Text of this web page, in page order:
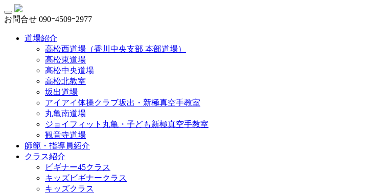
お問合せ 090ｰ4509ｰ2977
道場紹介
高松西道場（香川中央支部 本部道場）
高松東道場
高松中央道場
高松北教室
坂出道場
アイアイ体操クラブ坂出・新極真空手教室
丸亀南道場
ジョイフィット丸亀・子ども新極真空手教室
観音寺道場
師範・指導員紹介
クラス紹介
ビギナー45クラス
キッズビギナークラス
キッズクラス